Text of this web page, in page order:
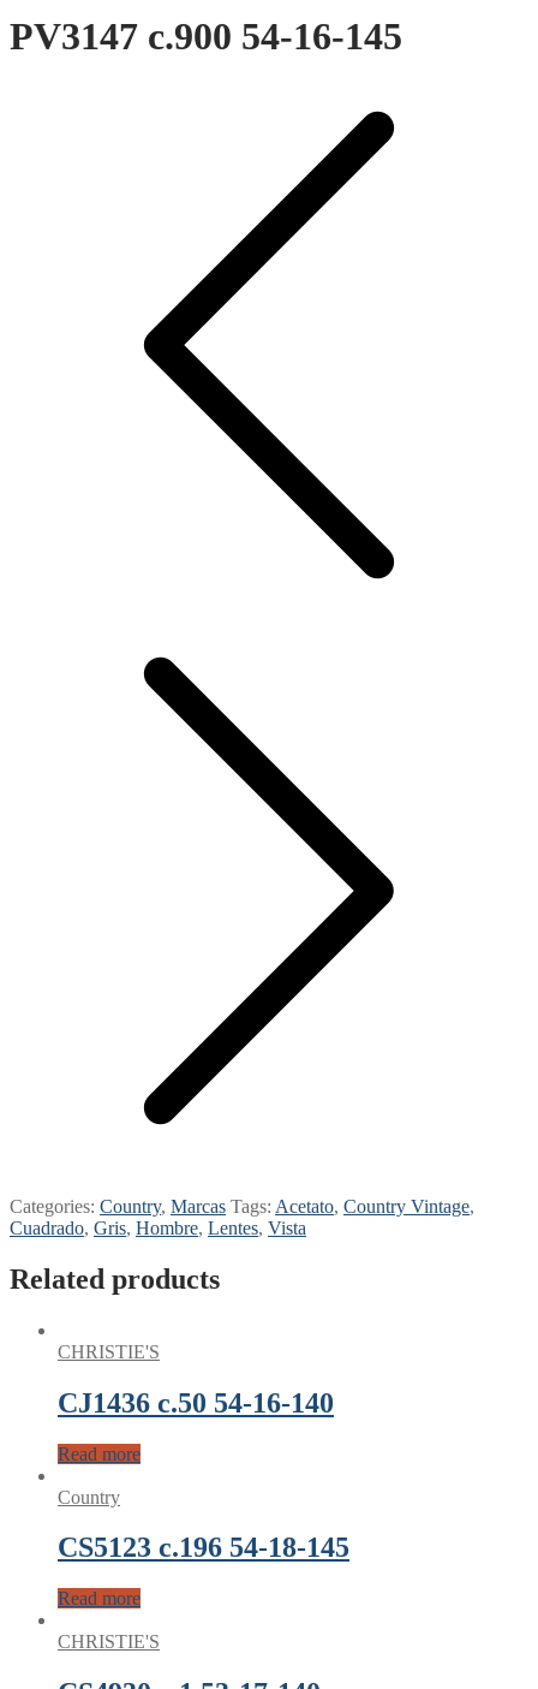
PV3147 c.900 54-16-145
Categories: Country, Marcas Tags: Acetato, Country Vintage,
Cuadrado, Gris, Hombre, Lentes, Vista
Related products
CHRISTIE'S
CJ1436 c.50 54-16-140
Read more
Country
CS5123 c.196 54-18-145
Read more
CHRISTIE'S